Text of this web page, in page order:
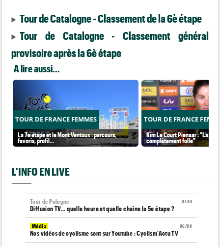
Tour de Catalogne - Classement de la 6è étape
Tour de Catalogne - Classement général
provisoire après la 6è étape
A lire aussi...
TOUR DE FRANCE FEMMES
La 7e étape et le Mont Ventoux : parcours,
favoris, profil…
TOUR DE FRANCE
Kim Le Court Pienaar : "La
complètement folle"
L'INFO EN LIVE
07:10
Tour de Pologne
Diffusion TV... quelle heure et quelle chaîne la 5e étape ?
06/08
Média
Nos vidéos de cyclisme sont sur Youtube : Cyclism'Actu TV